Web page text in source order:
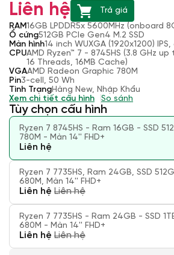
Liên hệ
Trả giá
RAM16GB LPDDR5x 5600MHz (onboard
Ổ cứng512GB PCIe Gen4 M.2 SSD
Màn hình14 inch WUXGA (1920x1200)
CPUAMD Ryzen™ 7 - 8745HS (3.8 GHz up
16 Threads, 16MB Cache)
VGAAMD Radeon Graphic 780M
Pin3-cell, 50 Wh
Tình TrạngHàng New, Nhập Khẩu
Xem chi tiết cấu hình
So sánh
Tùy chọn cấu hình
Ryzen 7 8745HS - Ram 16GB - SSD
780M - Màn 14'' FHD+
Liên hệ
Ryzen 7 7735HS, Ram 24GB, SSD
680M, Màn 14'' FHD+
Liên hệ Liên hệ
Ryzen 7 7735HS - Ram 24GB - SSD
680M - Màn 14'' FHD+
Liên hệ Liên hệ